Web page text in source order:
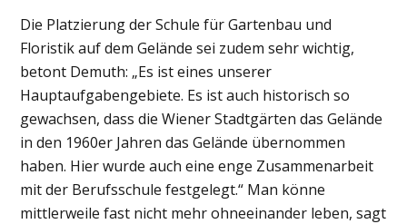
Die Platzierung der Schule für Gartenbau und
Floristik auf dem Gelände sei zudem sehr wichtig,
betont Demuth: „Es ist eines unserer
Hauptaufgabengebiete. Es ist auch historisch so
gewachsen, dass die Wiener Stadtgärten das Gelände
in den 1960er Jahren das Gelände übernommen
haben. Hier wurde auch eine enge Zusammenarbeit
mit der Berufsschule festgelegt.“ Man könne
mittlerweile fast nicht mehr ohneeinander leben, sagt